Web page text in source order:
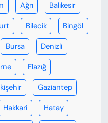
Ağrı Balıkesir
Bilecik Bingöl
Bursa Denizli
Elazığ
Gaziantep
Hakkari Hatay